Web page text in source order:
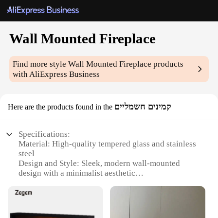
Wall Mounted Fireplace
Find more styleWall Mounted Fireplace products
with AliExpress Business
Here are the products found in the קמינים חשמליים
Specifications:
Material: High-quality tempered glass and stainless
steel
Design and Style: Sleek, modern wall-mounted
design with a minimalist aesthetic
ambiance in living spaces
Performance and Property: Efficient heating with a
realistic flame effect